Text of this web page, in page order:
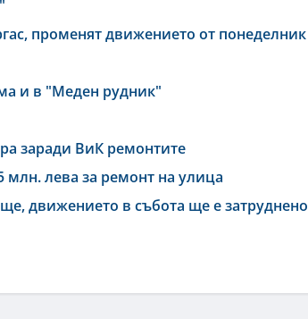
променят движението от понеделник
и в "Меден рудник"
заради ВиК ремонтите
млн. лева за ремонт на улица
движението в събота ще е затруднено